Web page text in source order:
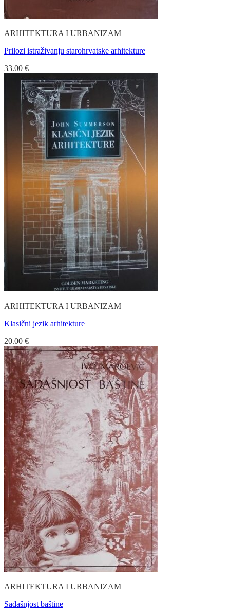
ARHITEKTURA I URBANIZAM
Prilozi istraživanju starohrvatske arhitekture
33.00 €
ARHITEKTURA I URBANIZAM
Klasični jezik arhitekture
20.00 €
ARHITEKTURA I URBANIZAM
Sadašnjost baštine